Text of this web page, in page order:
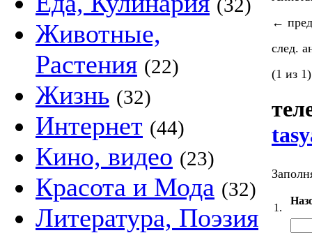
(32)
Животные,
Растения (22)
Жизнь (32)
Интернет (44)
Кино, видео (23)
Красота и Мода (32)
Литература, Поэзия
←
след.
(1 из 1)
1.